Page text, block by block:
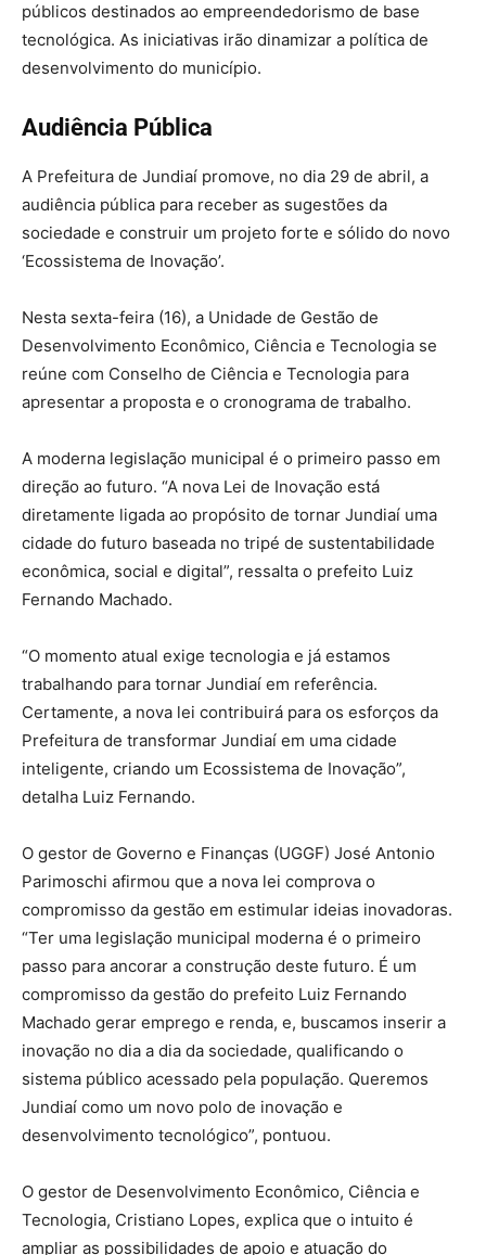
públicos destinados ao empreendedorismo de base
tecnológica. As iniciativas irão dinamizar a política de
desenvolvimento do município.
Audiência Pública
A Prefeitura de Jundiaí promove, no dia 29 de abril, a
audiência pública para receber as sugestões da
sociedade e construir um projeto forte e sólido do novo
‘Ecossistema de Inovação’.
Nesta sexta-feira (16), a Unidade de Gestão de
Desenvolvimento Econômico, Ciência e Tecnologia se
reúne com Conselho de Ciência e Tecnologia para
apresentar a proposta e o cronograma de trabalho.
A moderna legislação municipal é o primeiro passo em
direção ao futuro. “A nova Lei de Inovação está
diretamente ligada ao propósito de tornar Jundiaí uma
cidade do futuro baseada no tripé de sustentabilidade
econômica, social e digital”, ressalta o prefeito Luiz
Fernando Machado.
“O momento atual exige tecnologia e já estamos
trabalhando para tornar Jundiaí em referência.
Certamente, a nova lei contribuirá para os esforços da
Prefeitura de transformar Jundiaí em uma cidade
inteligente, criando um Ecossistema de Inovação”,
detalha Luiz Fernando.
O gestor de Governo e Finanças (UGGF) José Antonio
Parimoschi afirmou que a nova lei comprova o
compromisso da gestão em estimular ideias inovadoras.
“Ter uma legislação municipal moderna é o primeiro
passo para ancorar a construção deste futuro. É um
compromisso da gestão do prefeito Luiz Fernando
Machado gerar emprego e renda, e, buscamos inserir a
inovação no dia a dia da sociedade, qualificando o
sistema público acessado pela população. Queremos
Jundiaí como um novo polo de inovação e
desenvolvimento tecnológico”, pontuou.
O gestor de Desenvolvimento Econômico, Ciência e
Tecnologia, Cristiano Lopes, explica que o intuito é
ampliar as possibilidades de apoio e atuação do